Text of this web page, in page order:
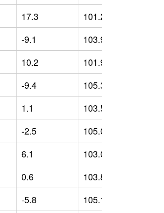
17.3 101.22
-9.1 103.99
10.2 101.96
-9.4 105.38
1.1 103.53
-2.5 105.08
6.1 103.03
0.6 103.89
-5.8 105.19